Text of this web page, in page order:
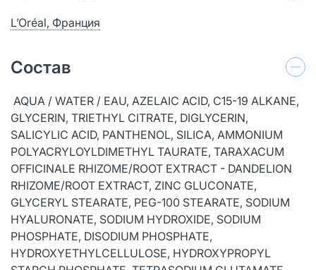
L’Oréal, Франция
Состав
AQUA / WATER / EAU, AZELAIC ACID, C15-19 ALKANE,
GLYCERIN, TRIETHYL CITRATE, DIGLYCERIN,
SALICYLIC ACID, PANTHENOL, SILICA, AMMONIUM
POLYACRYLOYLDIMETHYL TAURATE, TARAXACUM
OFFICINALE RHIZOME/ROOT EXTRACT - DANDELION
RHIZOME/ROOT EXTRACT, ZINC GLUCONATE,
GLYCERYL STEARATE, PEG-100 STEARATE, SODIUM
HYALURONATE, SODIUM HYDROXIDE, SODIUM
PHOSPHATE, DISODIUM PHOSPHATE,
HYDROXYETHYLCELLULOSE, HYDROXYPROPYL